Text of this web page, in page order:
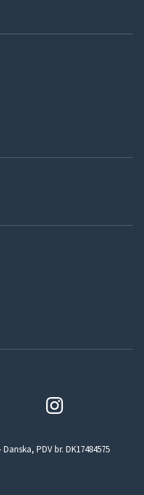
PDV br. DK17484575